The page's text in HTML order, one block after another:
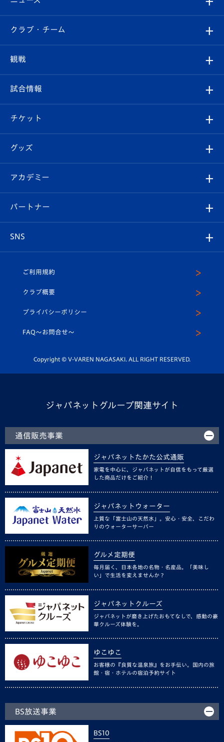
すべて
クラブ
試合情報
チケット
イベント
メディア
ホームタウン
クラブ・チーム
クラブ概要
エンブレム紹介
スタッフプロフィール
マスコット紹介
平和祈念活動
ホームタウン活動
観戦
観戦ルール
はじめての観戦ガイド
Revive Team
ヴィヴィくんの長崎おもてなしガイド
試合情報
試合日程/結果
フォトギャラリー
スタジアムグルメ
チケット
チケット
V-LOVERS（ファンクラブ）
プレイヤーズスイート
グッズ
オンラインショップ
店舗情報
アカデミー
育成からのお知らせ
U-18
スクール
パートナー
SNS
ヴィヴィくんインスタグラム
公式LINE＠
ご利用規約
クラブ概要
プライバシーポリシー
FAQ〜お問合せ〜
Copyright © V-VAREN NAGASAKI. ALL RIGHT RESERVED.
ジャパネットグループ関連サイト
通信販売事業
ジャパネットたかた公式通販
家電を中心に、ジャパネットが自信をもって厳選
した商品だけをご紹介！
ジャパネットウォーター
上質な「富士山の天然水」。安心・安全、こだわ
りのウォーターサーバー
グルメ定期便
毎月届く、日本各地の名物・名産品。「美味し
い」で生活を変えませんか？
ジャパネットクルーズ
ジャパネットが磨き上げたおもてなしで、感動の豪
華クルーズ体験を。
ゆこゆこ
お客様の『良質な温泉旅』をお手伝い。国内の旅
館・宿・ホテルの宿泊予約サイト
BS放送事業
BS10